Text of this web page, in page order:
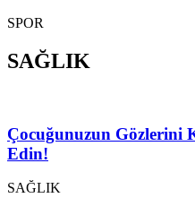
SPOR
SAĞLIK
Çocuğunuzun Gözlerini
Edin!
SAĞLIK